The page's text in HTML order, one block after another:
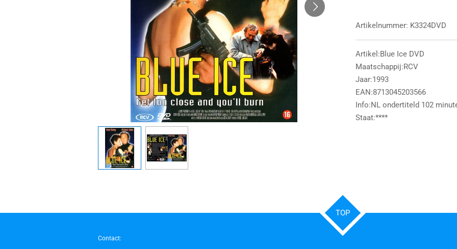
Artikelnummer: K3324DVD
Artikel:Blue Ice DVD
Maatschappij:RCV
Jaar:1993
EAN:8713045203566
Info:NL ondertiteld 102
Staat:****
TOP
Contact: